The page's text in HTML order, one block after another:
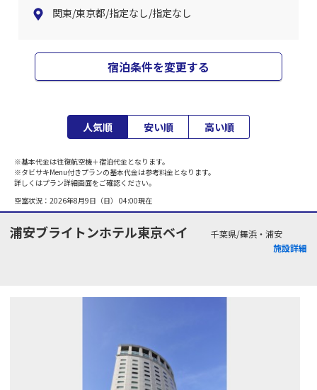
関東/東京都/指定なし/指定なし
宿泊条件を変更する
人気順 安い順 高い順
※基本代金は往復航空機＋宿泊代金となります。
※タビサキMenu付きプランの基本代金は参考料金となります。
詳しくはプラン詳細画面をご確認ください。
空室状況： 2026年8月9日（日） 04:00現在
浦安ブライトンホテル東京ベイ
千葉県/舞浜・浦安
施設詳細